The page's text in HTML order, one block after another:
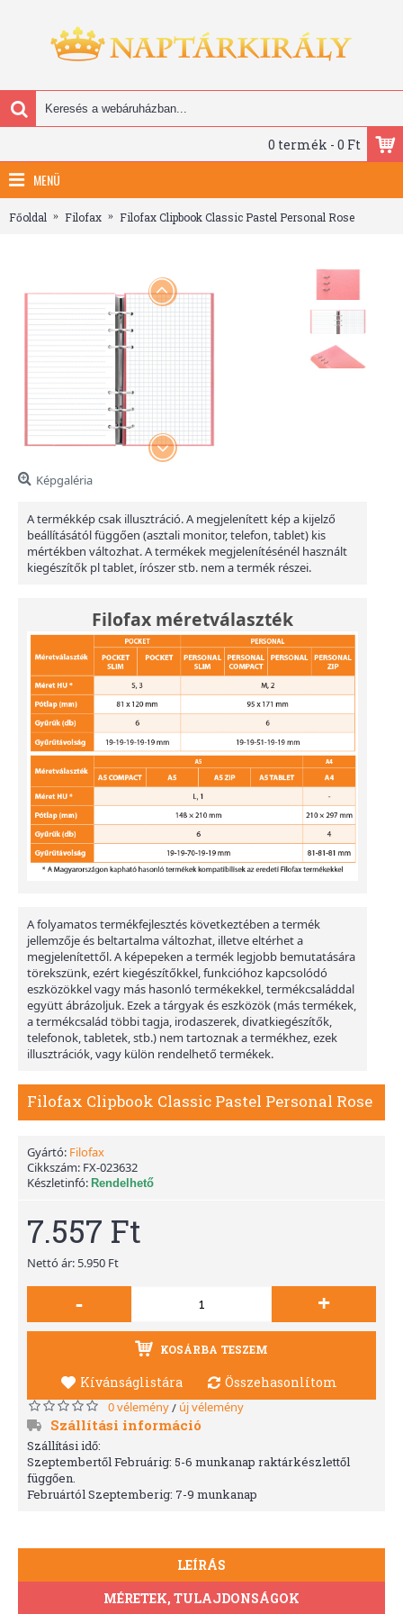
0 termék - 0 Ft
MENÜ
Főoldal Filofax Filofax Clipbook Classic Pastel Personal Rose
Képgaléria
A termékkép csak illusztráció. A megjelenített kép a kijelző
beállításától függően (asztali monitor, telefon, tablet) kis
mértékben változhat. A termékek megjelenítésénél használt
kiegészítők pl tablet, írószer stb. nem a termék részei.
Filofax méretválaszték
A folyamatos termékfejlesztés következtében a termék
jellemzője és beltartalma változhat, illetve eltérhet a
megjelenítettől. A képepeken a termék legjobb bemutatására
törekszünk, ezért kiegészítőkkel, funkcióhoz kapcsolódó
eszközökkel vagy más hasonló termékekkel, termékcsaláddal
együtt ábrázoljuk. Ezek a tárgyak és eszközök (más termékek,
a termékcsalád többi tagja, irodaszerek, divatkiegészítők,
telefonok, tabletek, stb.) nem tartoznak a termékhez, ezek
illusztrációk, vagy külön rendelhető termékek.
Filofax Clipbook Classic Pastel Personal Rose
Gyártó: Filofax
Cikkszám: FX-023632
Készletinfó: Rendelhető
7.557 Ft
Nettó ár: 5.950 Ft
- +
KOSÁRBA TESZEM
Kívánságlistára Összehasonlítom
0 vélemény/ új vélemény
Szállítási információ
Szállítási idő:
Szeptembertől Februárig: 5-6 munkanap raktárkészlettől
függően.
Februártól Szeptemberig: 7-9 munkanap
LEÍRÁS
MÉRETEK, TULAJDONSÁGOK